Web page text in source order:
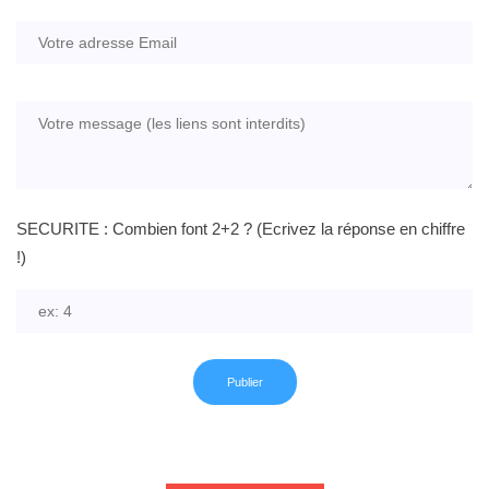
SECURITE : Combien font 2+2 ? (Ecrivez la réponse en chiffre
!)